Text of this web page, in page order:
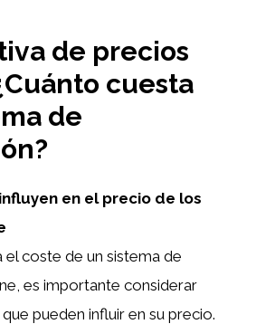
de precios
cuesta
de
en el precio de los
el coste de un sistema de
es importante considerar
pueden influir en su precio.